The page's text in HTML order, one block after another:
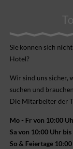
Sie können sich
Hotel?
Wir sind uns sicher,
suchen und
Die Mitarbeiter der
Mo - Fr von 10:00
Sa von 10:00 Uhr
So & Feiertage